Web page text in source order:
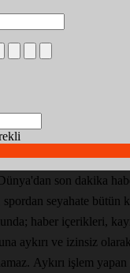
son dakika
seyahate bütün
haber içerikleri,
aykırı ve izinsiz
Aykırı işlem